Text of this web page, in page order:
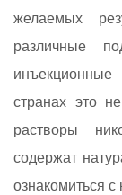
желаемых
различные
странах это
растворы
содержат
ознакомиться